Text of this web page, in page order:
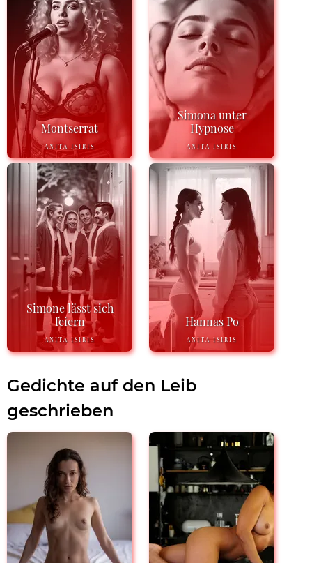
Montserrat
ANITA ISIRIS
Simona unter
Hypnose
ANITA ISIRIS
Simone lässt sich
feiern
ANITA ISIRIS
Hannas Po
ANITA ISIRIS
Gedichte auf den Leib
geschrieben